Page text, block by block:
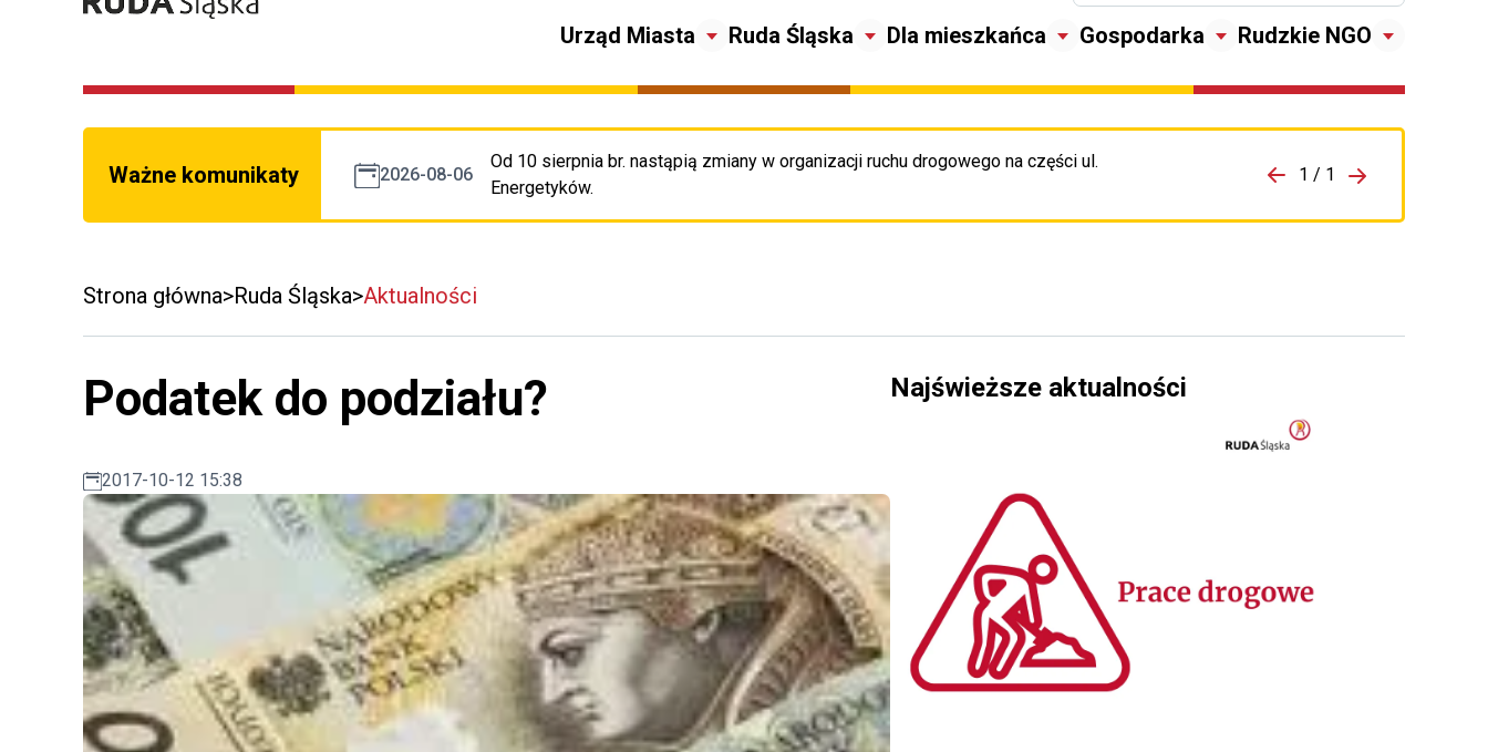
Urząd Miasta Ruda Śląska Dla mieszkańca Gospodarka Rudzkie NGO
Ważne komunikaty 2026-08-06
Od 10 sierpnia br. nastąpią zmiany w organizacji ruchu drogowego na części ul.
Energetyków.
Przejdź do porzpedniego komunikatu 1 / 1
Przejdź do
Strona główna Ruda Śląska Aktualności
Podatek do podziału?
2017-10-12 15:38
Najświeższe aktualności